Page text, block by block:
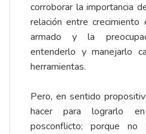
corroborar la importancia
relación entre crecimiento
armado y la
entenderlo y manejarlo
herramientas.
Pero, en sentido
hacer para lograrlo
posconflicto; porque no